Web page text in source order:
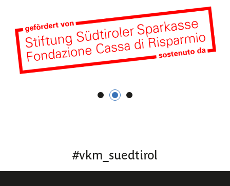
1 2 3
#vkm_suedtirol